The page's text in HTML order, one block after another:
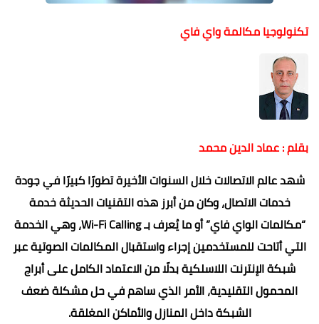
تكنولوجيا مكالمة واي فاي
بقلم : عماد الدين محمد
شهد عالم الاتصالات خلال السنوات الأخيرة تطورًا كبيرًا في جودة
خدمات الاتصال، وكان من أبرز هذه التقنيات الحديثة خدمة
“مكالمات الواي فاي” أو ما يُعرف بـ Wi-Fi Calling، وهي الخدمة
التي أتاحت للمستخدمين إجراء واستقبال المكالمات الصوتية عبر
شبكة الإنترنت اللاسلكية بدلًا من الاعتماد الكامل على أبراج
المحمول التقليدية، الأمر الذي ساهم في حل مشكلة ضعف
الشبكة داخل المنازل والأماكن المغلقة.